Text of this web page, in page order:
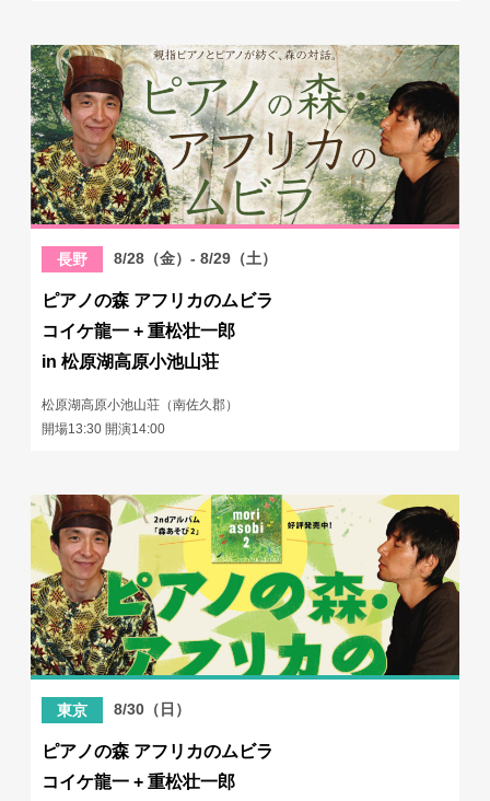
長野 8/28（金）- 8/29（土）
ピアノの森 アフリカのムビラ
コイケ龍一 + 重松壮一郎
in 松原湖高原小池山荘
松原湖高原小池山荘（南佐久郡）
開場13:30 開演14:00
東京 8/30（日）
ピアノの森 アフリカのムビラ
コイケ龍一 + 重松壮一郎